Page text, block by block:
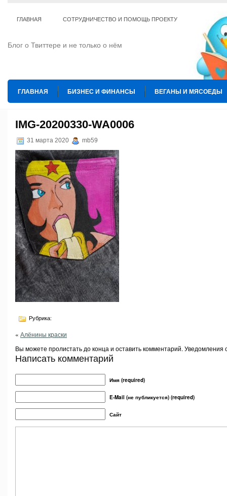
ГЛАВНАЯ СОТРУДНИЧЕСТВО И ПОМОЩЬ ПРОЕКТУ
Блог о Твиттере и не только о нём
ГЛАВНАЯ БИЗНЕС И ФИНАНСЫ ВЕГАНЫ И МЯСОЕДЫ
ТЕ КОГО ПРИРУЧИЛИ
IMG-20200330-WA0006
31 марта 2020 mb59
Рубрика:
« Алёнины краски
Вы можете пролистать до конца и оставить комментарий. Уведомления
Написать комментарий
Имя (required)
E-Mail (не публикуется) (required)
Сайт